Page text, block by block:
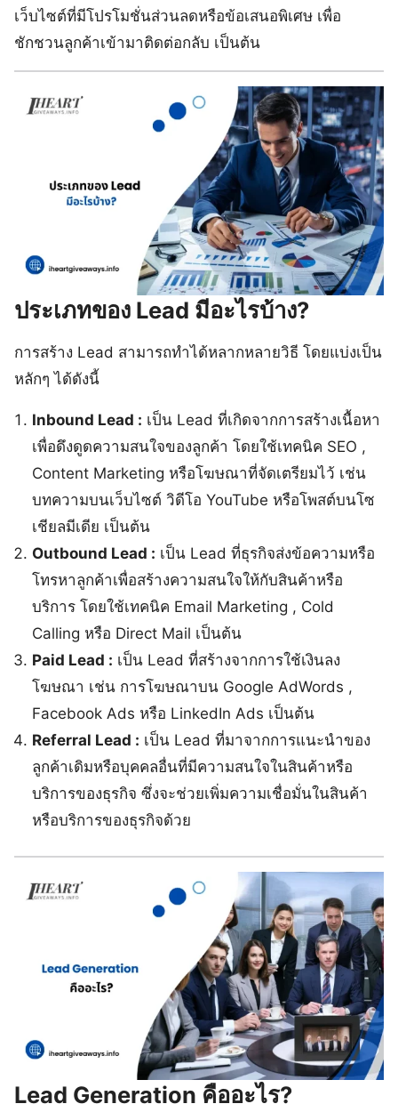
เว็บไซต์ที่มีโปรโมชั่นส่วนลดหรือข้อเสนอพิเศษ เพื่อ
ชักชวนลูกค้าเข้ามาติดต่อกลับ เป็นต้น
ประเภทของ Lead มีอะไรบ้าง?
การสร้าง Lead สามารถทำได้หลากหลายวิธี โดยแบ่งเป็น
หลักๆ ได้ดังนี้
Inbound Lead : เป็น Lead ที่เกิดจากการสร้างเนื้อหา
เพื่อดึงดูดความสนใจของลูกค้า โดยใช้เทคนิค SEO ,
Content Marketing หรือโฆษณาที่จัดเตรียมไว้ เช่น
บทความบนเว็บไซต์ วิดีโอ YouTube หรือโพสต์บนโซ
เชียลมีเดีย เป็นต้น
Outbound Lead : เป็น Lead ที่ธุรกิจส่งข้อความหรือ
โทรหาลูกค้าเพื่อสร้างความสนใจให้กับสินค้าหรือ
บริการ โดยใช้เทคนิค Email Marketing , Cold
Calling หรือ Direct Mail เป็นต้น
Paid Lead : เป็น Lead ที่สร้างจากการใช้เงินลง
โฆษณา เช่น การโฆษณาบน Google AdWords ,
Facebook Ads หรือ LinkedIn Ads เป็นต้น
Referral Lead : เป็น Lead ที่มาจากการแนะนำของ
ลูกค้าเดิมหรือบุคคลอื่นที่มีความสนใจในสินค้าหรือ
บริการของธุรกิจ ซึ่งจะช่วยเพิ่มความเชื่อมั่นในสินค้า
หรือบริการของธุรกิจด้วย
Lead Generation คืออะไร?